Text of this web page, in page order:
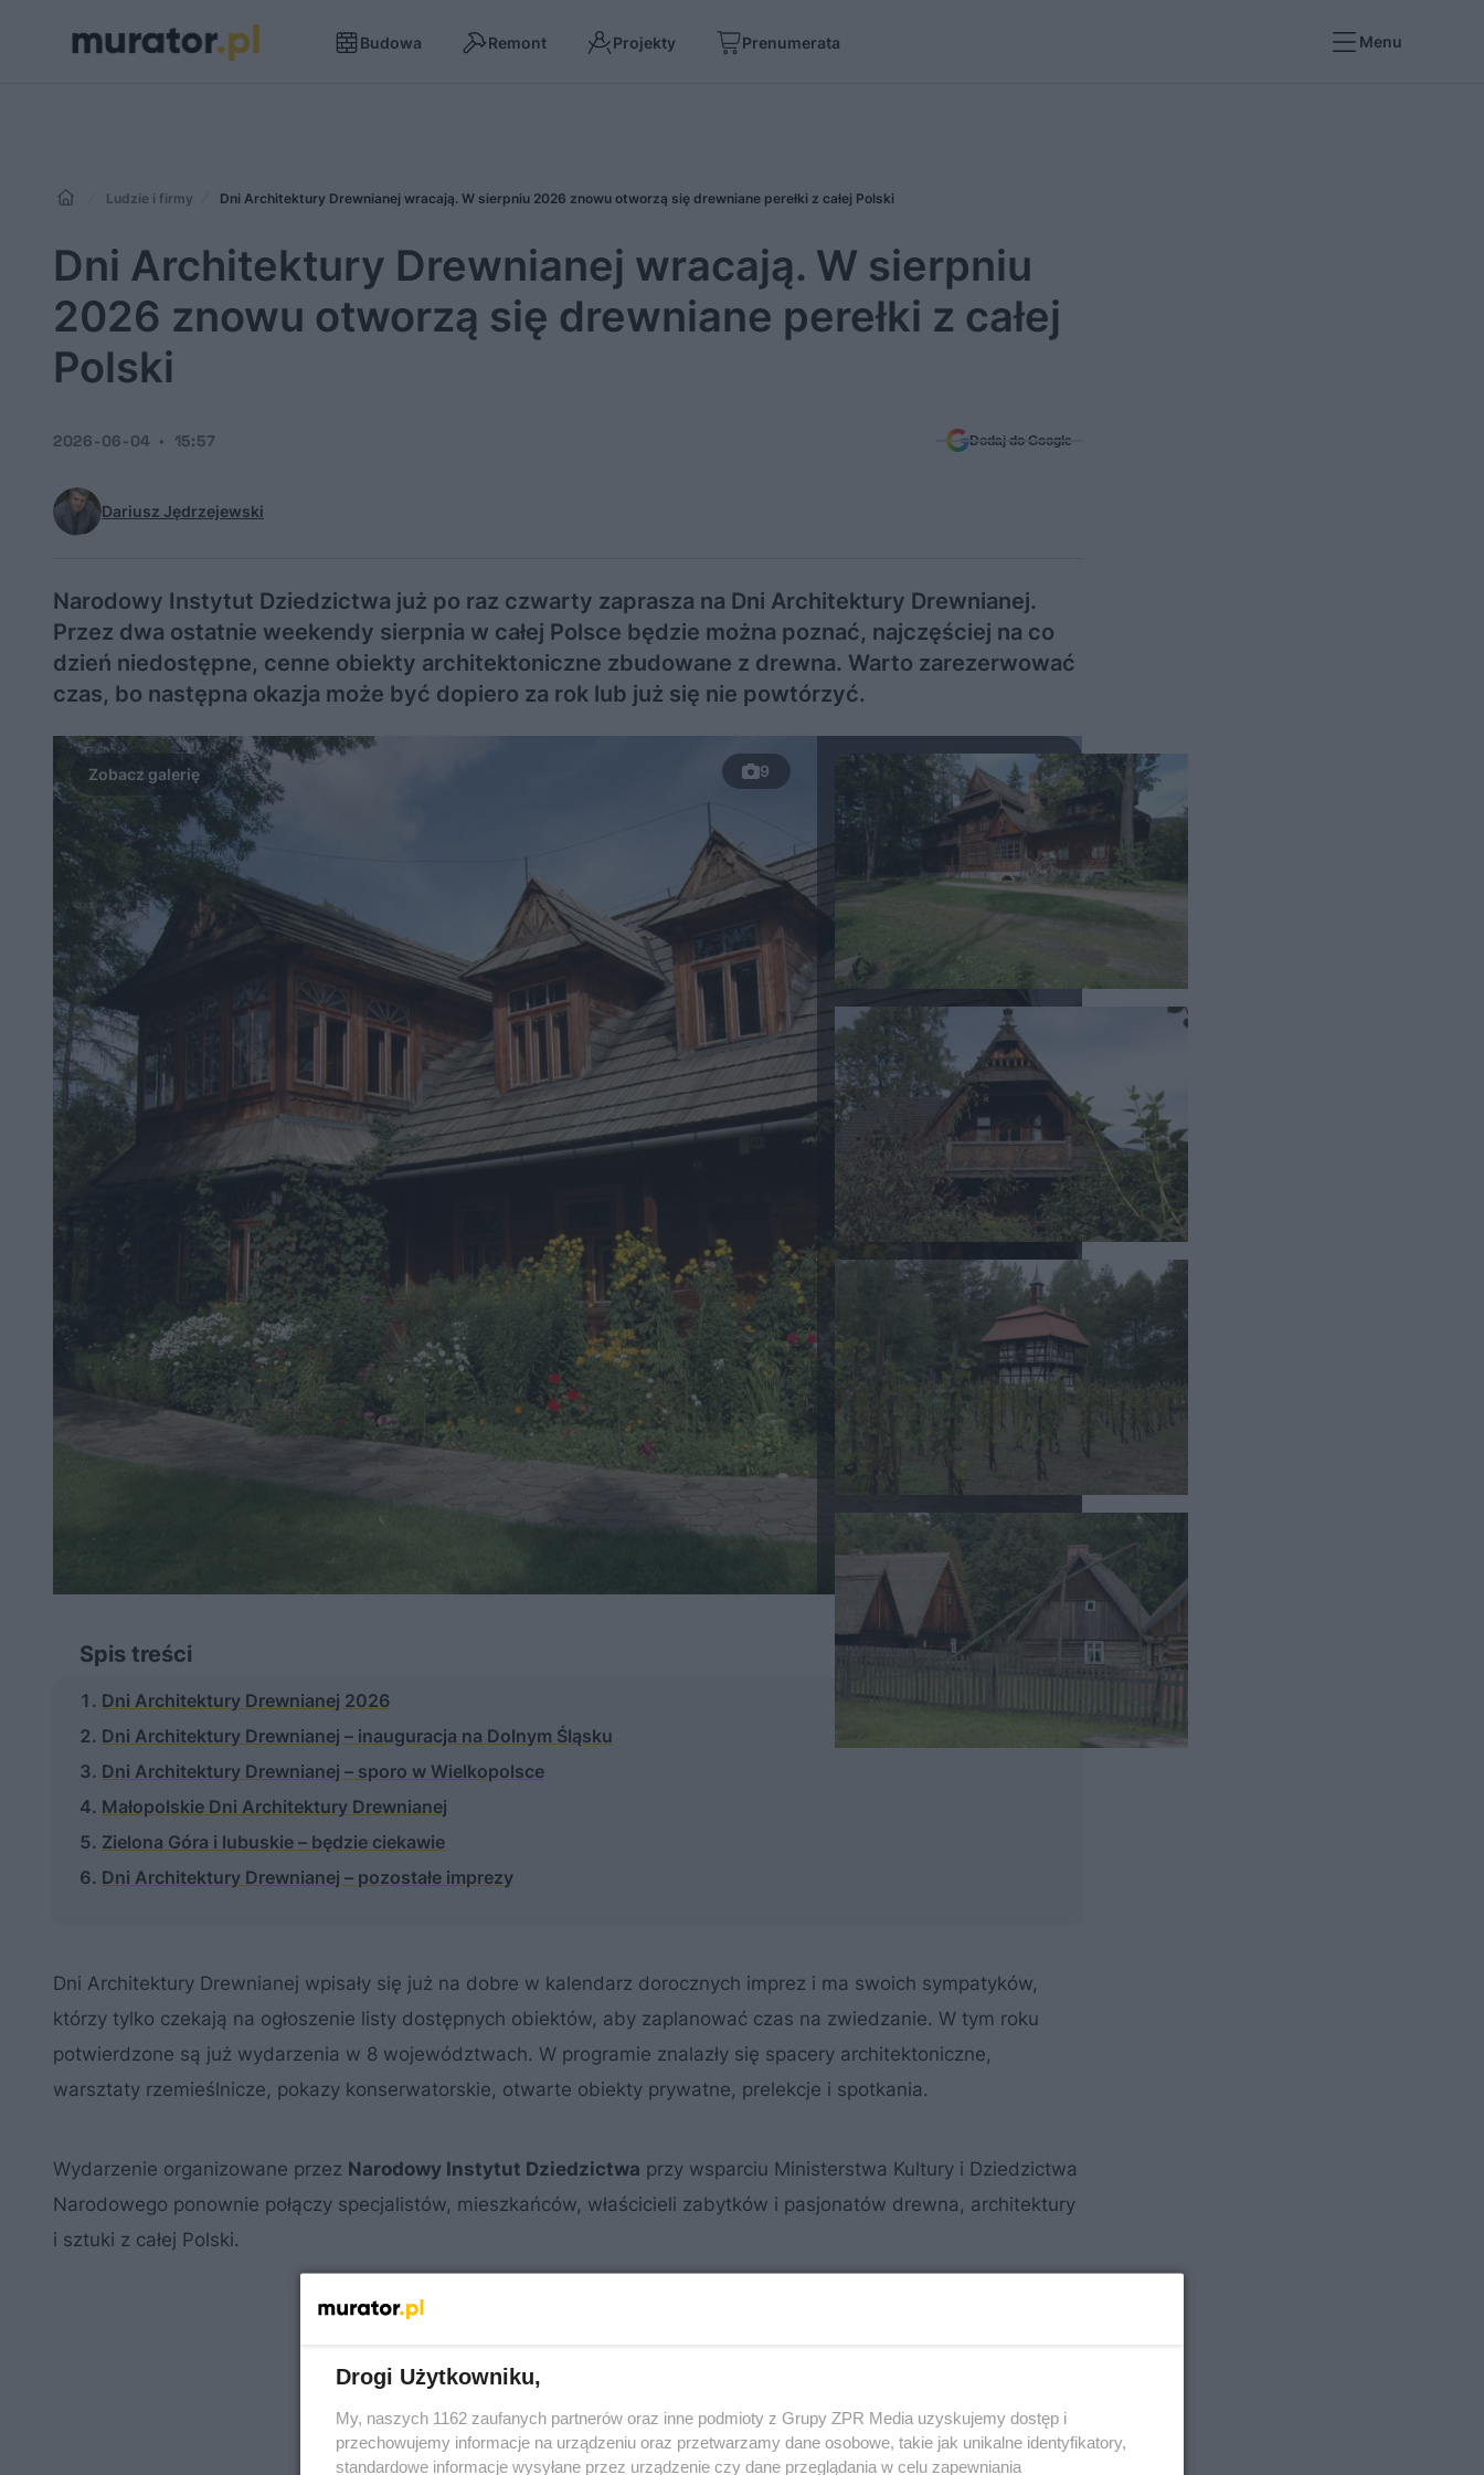
Budowa Remont Projekty Prenumerata Menu
Ludzie i firmy Dni Architektury Drewnianej wracają. W sierpniu 2026 znowu otworzą się drewniane perełki z całej Polski
Dni Architektury Drewnianej wracają. W sierpniu
2026 znowu otworzą się drewniane perełki z całej
Polski
Dariusz Jędrzejewski
2026-06-04 15:57 Dodaj do Google
Narodowy Instytut Dziedzictwa już po raz czwarty zaprasza na Dni Architektury Drewnianej.
Przez dwa ostatnie weekendy sierpnia w całej Polsce będzie można poznać, najczęściej na co
dzień niedostępne, cenne obiekty architektoniczne zbudowane z drewna. Warto zarezerwować
czas, bo następna okazja może być dopiero za rok lub już się nie powtórzyć.
9
Spis treści
Dni Architektury Drewnianej 2026
Dni Architektury Drewnianej – inauguracja na Dolnym Śląsku
Dni Architektury Drewnianej – sporo w Wielkopolsce
Małopolskie Dni Architektury Drewnianej
Zielona Góra i lubuskie – będzie ciekawie
Dni Architektury Drewnianej – pozostałe imprezy
Dni Architektury Drewnianej wpisały się już na dobre w kalendarz dorocznych imprez i ma swoich sympatyków,
którzy tylko czekają na ogłoszenie listy dostępnych obiektów, aby zaplanować czas na zwiedzanie. W tym roku
potwierdzone są już wydarzenia w 8 województwach. W programie znalazły się spacery architektoniczne,
warsztaty rzemieślnicze, pokazy konserwatorskie, otwarte obiekty prywatne, prelekcje i spotkania.
Wydarzenie organizowane przez Narodowy Instytut Dziedzictwa przy wsparciu Ministerstwa Kultury i Dziedzictwa
Narodowego ponownie połączy specjalistów, mieszkańców, właścicieli zabytków i pasjonatów drewna, architektury
i sztuki z całej Polski.
Drogi Użytkowniku,
My, naszych 1162 zaufanych partnerów oraz inne podmioty z Grupy ZPR Media uzyskujemy dostęp i
przechowujemy informacje na urządzeniu oraz przetwarzamy dane osobowe, takie jak unikalne identyfikatory,
standardowe informacje wysyłane przez urządzenie czy dane przeglądania w celu zapewniania